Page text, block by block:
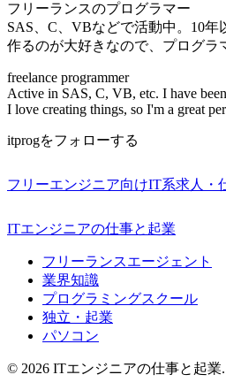
フリーランスのプログラマー
SAS、C、VBなどで活動中。10年
作るのが大好きなので、プログラ
freelance programmer
Active in SAS, C, VB, etc. I have
I love creating things, so I'm a great
itprogをフォローする
フリーエンジニア向けIT系求人・
ITエンジニアの仕事と起業
フリーランスエージェント
業界知識
プログラミングスクール
独立・起業
パソコン
© 2026 ITエンジニアの仕事と起業.